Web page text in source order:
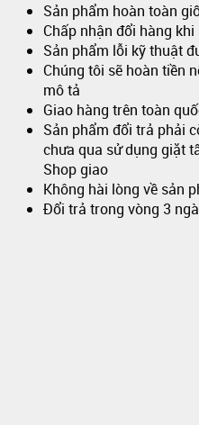
Sản phẩm hoàn toàn
Chấp nhận đổi hàng
Sản phẩm lỗi kỹ thuật
Chúng tôi sẽ hoàn tiền
mô tả
Giao hàng trên toàn
Sản phẩm đổi trả phải
chưa qua sử dụng giặt
Shop giao
Không hài lòng về sản
Đổi trả trong vòng 3